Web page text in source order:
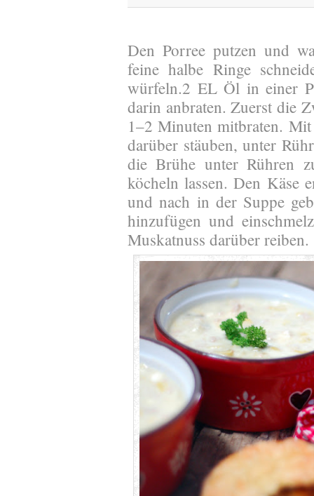
Den Porree putzen und
feine halbe Ringe
würfeln.2 EL Öl in einer
darin anbraten. Zuerst die
1–2 Minuten mitbraten.
darüber stäuben, unter
die Brühe unter Rühren
köcheln lassen. Den Käse
und nach in der Suppe
hinzufügen und
Muskatnuss darüber reiben.